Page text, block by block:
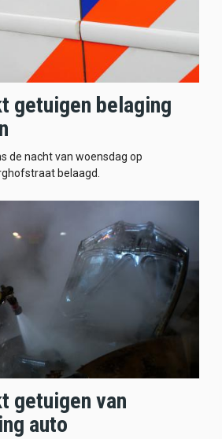
getuigen belaging
de nacht van woensdag op
belaagd.
getuigen van
auto